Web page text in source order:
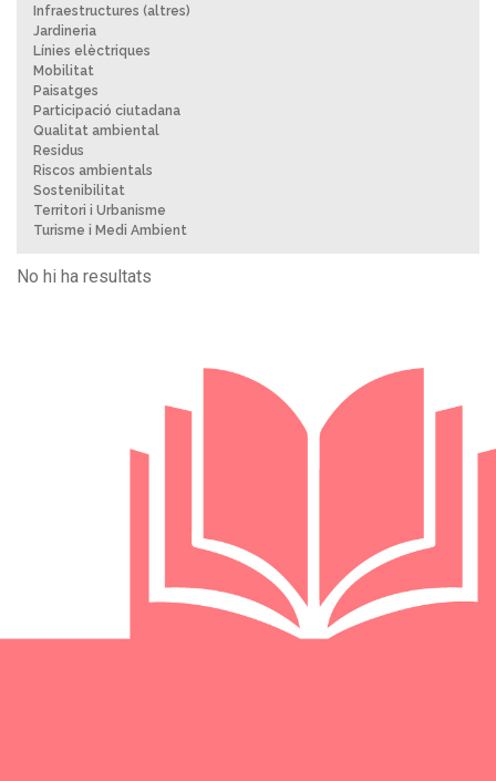
Infraestructures (altres)
Jardineria
Línies elèctriques
Mobilitat
Paisatges
Participació ciutadana
Qualitat ambiental
Residus
Riscos ambientals
Sostenibilitat
Territori i Urbanisme
Turisme i Medi Ambient
No hi ha resultats